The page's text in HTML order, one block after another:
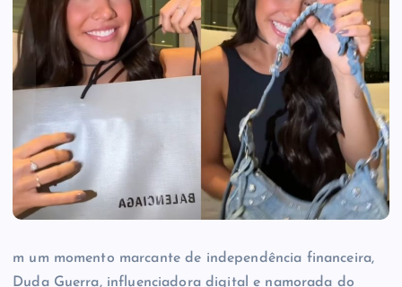
m um momento marcante de independência financeira,
Duda Guerra, influenciadora digital e namorada do